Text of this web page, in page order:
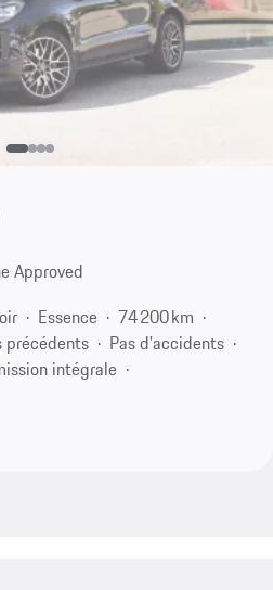
Approved
Essence
74 200 km
précédents
Pas d'accidents
intégrale